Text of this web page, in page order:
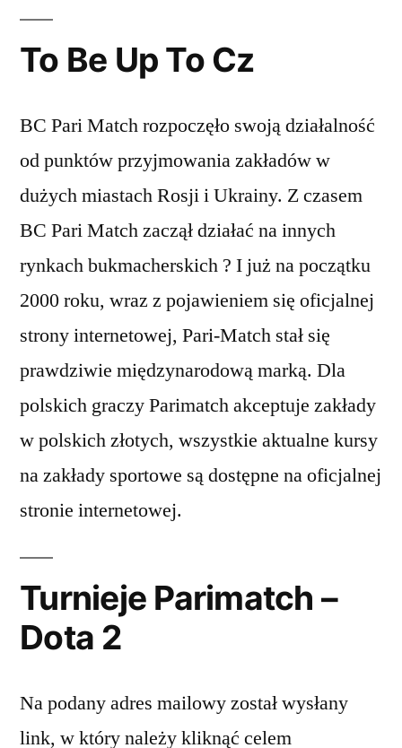
To Be Up To Cz
BC Pari Match rozpoczęło swoją działalność
od punktów przyjmowania zakładów w
dużych miastach Rosji i Ukrainy. Z czasem
BC Pari Match zaczął działać na innych
rynkach bukmacherskich ? I już na początku
2000 roku, wraz z pojawieniem się oficjalnej
strony internetowej, Pari-Match stał się
prawdziwie międzynarodową marką. Dla
polskich graczy Parimatch akceptuje zakłady
w polskich złotych, wszystkie aktualne kursy
na zakłady sportowe są dostępne na oficjalnej
stronie internetowej.
Turnieje Parimatch –
Dota 2
Na podany adres mailowy został wysłany
link, w który należy kliknąć celem